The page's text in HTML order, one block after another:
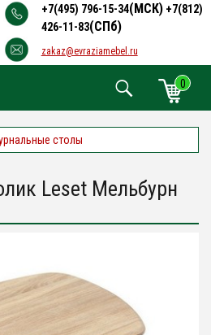
+7(495) 796-15-34(МСК) +7(812)
426-11-83(СПб)
zakaz@evraziamebel.ru
0
столы
Leset Мельбурн